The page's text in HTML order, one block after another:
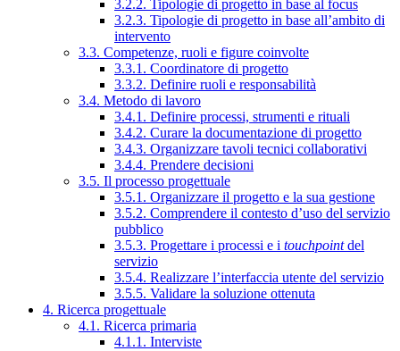
3.2.2. Tipologie di progetto in base al focus
3.2.3. Tipologie di progetto in base all’ambito di
intervento
3.3. Competenze, ruoli e figure coinvolte
3.3.1. Coordinatore di progetto
3.3.2. Definire ruoli e responsabilità
3.4. Metodo di lavoro
3.4.1. Definire processi, strumenti e rituali
3.4.2. Curare la documentazione di progetto
3.4.3. Organizzare tavoli tecnici collaborativi
3.4.4. Prendere decisioni
3.5. Il processo progettuale
3.5.1. Organizzare il progetto e la sua gestione
3.5.2. Comprendere il contesto d’uso del servizio
pubblico
3.5.3. Progettare i processi e i touchpointdel
servizio
3.5.4. Realizzare l’interfaccia utente del servizio
3.5.5. Validare la soluzione ottenuta
4. Ricerca progettuale
4.1. Ricerca primaria
4.1.1. Interviste